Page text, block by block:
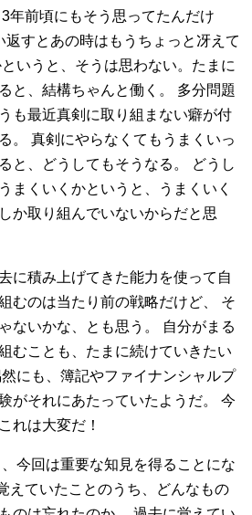
3年前頃にもそう思ってたんだけ
返すとあの時はもうちょっと冴えて
いうと、そうは思わない。たまに
と、結構ちゃんと働く。
多分問題
も最近真剣に取り組まない癖が付
。
真剣にやらなくてもうまくいっ
と、どうしてもそうなる。
どうし
まくいくかというと、うまくいく
か取り組んでいないからだと思
に積み上げてきた能力を使って自
むのは当たり前の戦略だけど、
そ
ないかな、とも思う。
自分がまる
むことも、たまに続けていきたい
にも、簿記やファイナンシャルプ
がそれにあたっていたようだ。
今
れは大変だ！
今回は重要な知見を得ることにな
えていたことのうち、どんなもの